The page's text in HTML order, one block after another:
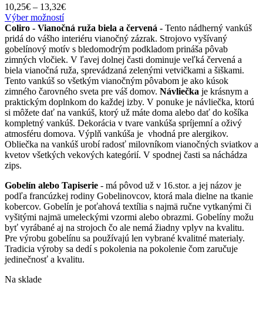
10,25€ – 13,32€Price
10,25€
through
13,32€
Výber možnostíTento
produkt
má
viacero
variantov.
Možnosti
si
môžete
vybrať
na
stránke
produktu.
Coliro - Vianočná ruža biela a červená - Tento nádherný vankúš
pridá do vášho interiéru vianočný zázrak. Strojovo vyšívaný
gobelínový motív s bledomodrým podkladom prináša pôvab
zimných vločiek. V ľavej dolnej časti dominuje veľká červená a
biela vianočná ruža, sprevádzaná zelenými vetvičkami a šiškami.
Tento vankúš so všetkým vianočným pôvabom je ako kúsok
zimného čarovného sveta pre váš domov. Návliečka je krásnym a
praktickým doplnkom do každej izby. V ponuke je návliečka, ktorú
si môžete dať na vankúš, ktorý už máte doma alebo dať do košíka
kompletný vankúš. Dekorácia v tvare vankúša spríjemní a oživý
atmosféru domova. Výplň vankúša je vhodná pre alergikov.
Obliečka na vankúš urobí radosť milovníkom vianočných sviatkov a
kvetov všetkých vekových kategórií. V spodnej časti sa náchádza
zips.
Gobelín alebo Tapiserie - má pôvod už v 16.stor. a jej názov je
podľa francúzkej rodiny Gobelinovcov, ktorá mala dielne na tkanie
kobercov. Gobelín je poťahová textília s najmä ručne vytkanými či
vyšitými najmä umeleckými vzormi alebo obrazmi. Gobelíny možu
byť vyrábané aj na strojoch čo ale nemá žiadny vplyv na kvalitu.
Pre výrobu gobelínu sa používajú len vybrané kvalitné materialy.
Tradicia výroby sa dedí s pokolenia na pokolenie čom zaručuje
jedinečnosť a kvalitu.
Na sklade